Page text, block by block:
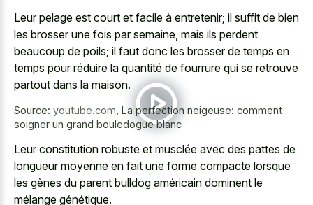
Leur pelage est court et facile à entretenir; il suffit de bien
les brosser une fois par semaine, mais ils perdent
beaucoup de poils; il faut donc les brosser de temps en
temps pour réduire la quantité de fourrure qui se retrouve
partout dans la maison.
Source: youtube.com La perfection neigeuse: comment
soigner un grand bouledogue blanc
Leur constitution robuste et musclée avec des pattes de
longueur moyenne en fait une forme compacte lorsque
les gènes du parent bulldog américain dominent le
mélange génétique.